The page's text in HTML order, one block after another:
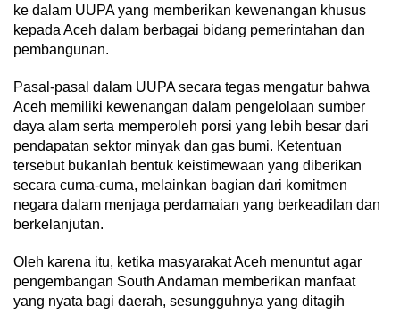
ke dalam UUPA yang memberikan kewenangan khusus
kepada Aceh dalam berbagai bidang pemerintahan dan
pembangunan.
Pasal-pasal dalam UUPA secara tegas mengatur bahwa
Aceh memiliki kewenangan dalam pengelolaan sumber
daya alam serta memperoleh porsi yang lebih besar dari
pendapatan sektor minyak dan gas bumi. Ketentuan
tersebut bukanlah bentuk keistimewaan yang diberikan
secara cuma-cuma, melainkan bagian dari komitmen
negara dalam menjaga perdamaian yang berkeadilan dan
berkelanjutan.
Oleh karena itu, ketika masyarakat Aceh menuntut agar
pengembangan South Andaman memberikan manfaat
yang nyata bagi daerah, sesungguhnya yang ditagih